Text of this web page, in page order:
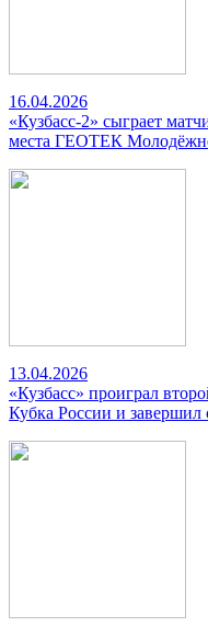
16.04.2026
«Кузбасс-2» сыграет
места ГЕОТЕК
13.04.2026
«Кузбасс» проиграл
Кубка России и завершил